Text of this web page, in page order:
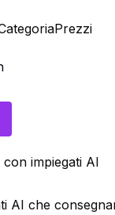
Prezzi
impiegati AI
AI che